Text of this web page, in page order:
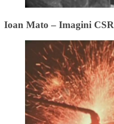
Ioan Mato – Imagini CSR